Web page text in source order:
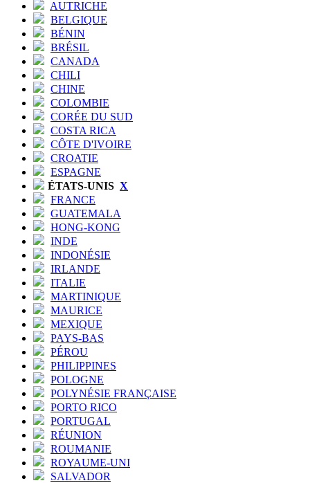
AUTRICHE
BELGIQUE
BÉNIN
BRÉSIL
CANADA
CHILI
CHINE
COLOMBIE
CORÉE DU SUD
COSTA RICA
CÔTE D'IVOIRE
CROATIE
ESPAGNE
ÉTATS-UNIS X
FRANCE
GUATEMALA
HONG-KONG
INDE
INDONÉSIE
IRLANDE
ITALIE
MARTINIQUE
MAURICE
MEXIQUE
PAYS-BAS
PÉROU
PHILIPPINES
POLOGNE
POLYNÉSIE FRANÇAISE
PORTO RICO
PORTUGAL
RÉUNION
ROUMANIE
ROYAUME-UNI
SALVADOR